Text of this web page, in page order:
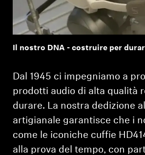
Il nostro DNA - costruire per
Dal 1945 ci impegniamo a
prodotti audio di alta qualità
durare. La nostra dedizione
artigianale garantisce che i
come le iconiche cuffie
alla prova del tempo, con